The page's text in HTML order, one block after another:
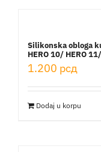
Silikonska obloga
HERO 10/ HERO
1.200 рсд
Dodaj u korpu